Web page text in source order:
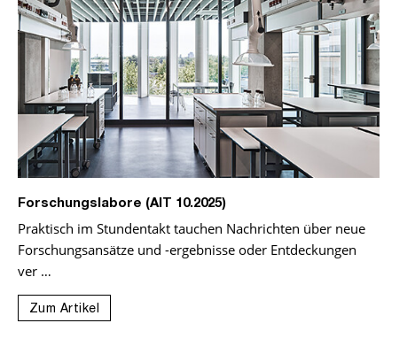
Forschungslabore (AIT 10.2025)
Praktisch im Stundentakt tauchen Nachrichten über neue
Forschungsansätze und -ergebnisse oder Entdeckungen
ver …
Zum Artikel